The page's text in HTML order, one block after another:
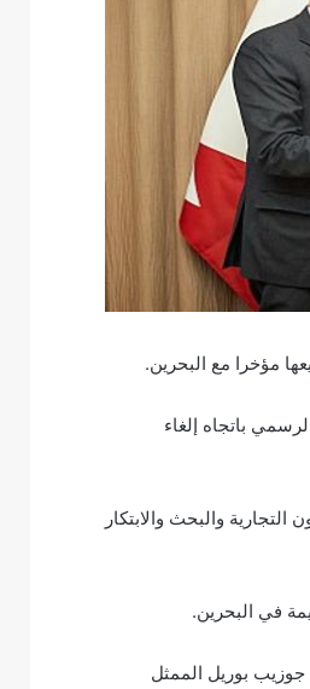
مؤخرا مع البحرين.
باتجاه إلغاء
بما يشمل الشؤون التجارية والبحث والابتكار
في البحرين.
جوزيب بوريل الممثل